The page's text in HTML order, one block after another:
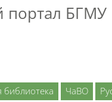
портал БГМУ
библиотека ЧаВО